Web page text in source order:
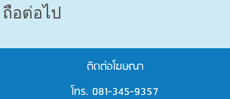
ถือต่อไป
ติดต่อโฆษณา
โทร. 081-345-9357